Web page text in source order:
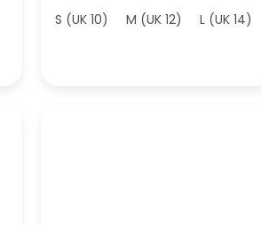
S (UK 10) M (UK 12) L (UK 14)